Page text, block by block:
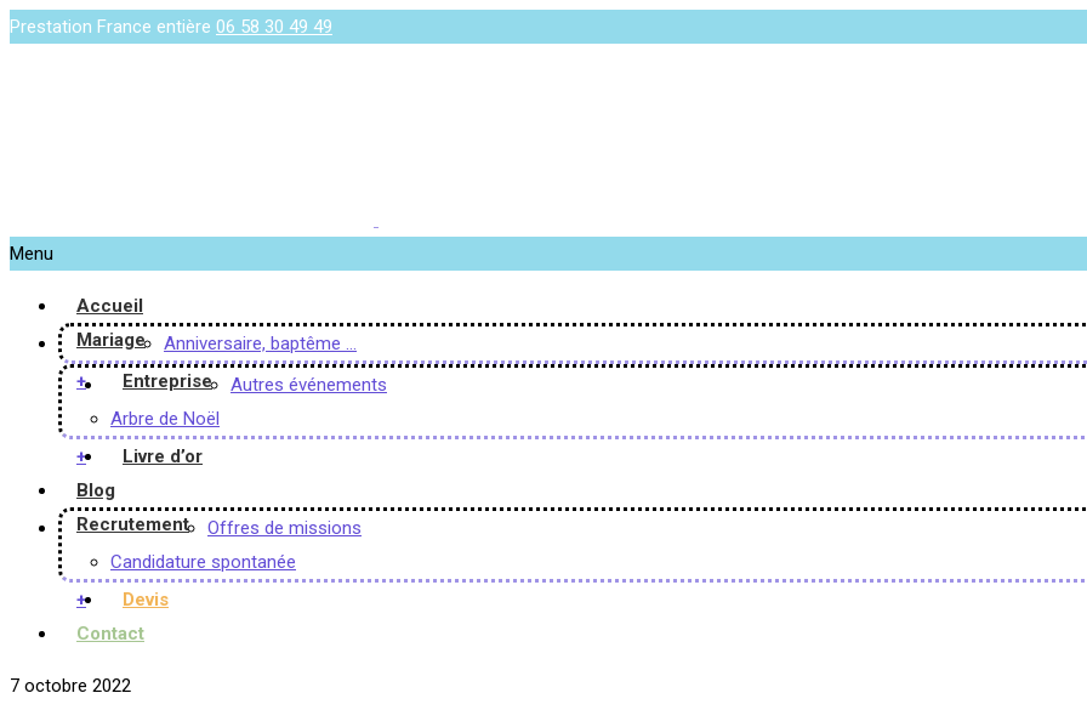
Prestation France entière 06 58 30 49 49
Menu
Accueil
Mariage
Anniversaire, baptême …
+
Entreprise
Autres événements
Arbre de Noël
+
Livre d’or
Blog
Recrutement
Offres de missions
Candidature spontanée
+
Devis
Contact
7 octobre 2022